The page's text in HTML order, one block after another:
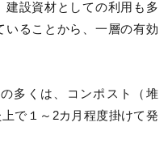
建設資材としての利用も多
いることから、一層の有効
多くは、コンポスト（堆
で１～2カ月程度掛けて発